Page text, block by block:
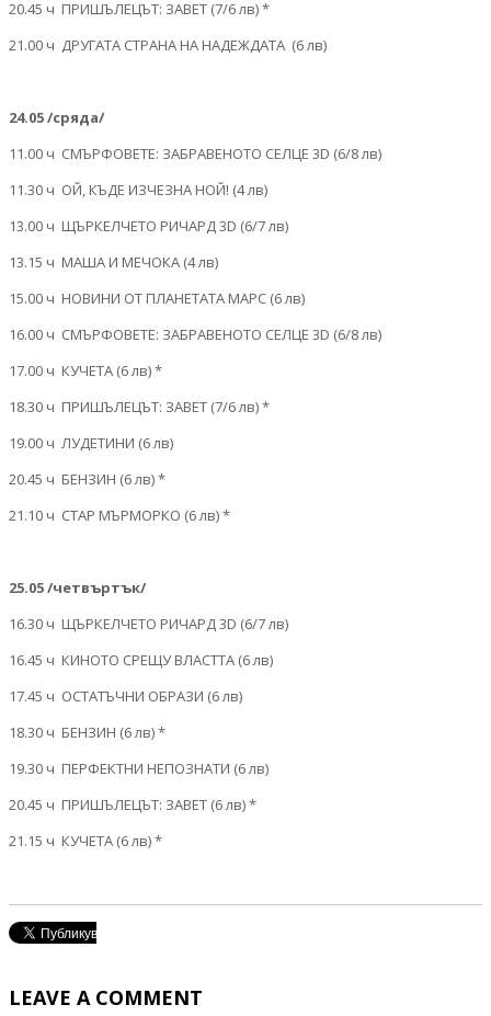
20.45 ч ПРИШЪЛЕЦЪТ: ЗАВЕТ (7/6 лв) *
21.00 ч ДРУГАТА СТРАНА НА НАДЕЖДАТА (6 лв)
24.05 /сряда/
11.00 ч СМЪРФОВЕТЕ: ЗАБРАВЕНОТО СЕЛЦЕ 3D (6/8 лв)
11.30 ч ОЙ, КЪДЕ ИЗЧЕЗНА НОЙ! (4 лв)
13.00 ч ЩЪРКЕЛЧЕТО РИЧАРД 3D (6/7 лв)
13.15 ч МАША И МЕЧОКА (4 лв)
15.00 ч НОВИНИ ОТ ПЛАНЕТАТА МАРС (6 лв)
16.00 ч СМЪРФОВЕТЕ: ЗАБРАВЕНОТО СЕЛЦЕ 3D (6/8 лв)
17.00 ч КУЧЕТА (6 лв) *
18.30 ч ПРИШЪЛЕЦЪТ: ЗАВЕТ (7/6 лв) *
19.00 ч ЛУДЕТИНИ (6 лв)
20.45 ч БЕНЗИН (6 лв) *
21.10 ч СТАР МЪРМОРКО (6 лв) *
25.05 /четвъртък/
16.30 ч ЩЪРКЕЛЧЕТО РИЧАРД 3D (6/7 лв)
16.45 ч КИНОТО СРЕЩУ ВЛАСТТА (6 лв)
17.45 ч ОСТАТЪЧНИ ОБРАЗИ (6 лв)
18.30 ч БЕНЗИН (6 лв) *
19.30 ч ПЕРФЕКТНИ НЕПОЗНАТИ (6 лв)
20.45 ч ПРИШЪЛЕЦЪТ: ЗАВЕТ (6 лв) *
21.15 ч КУЧЕТА (6 лв) *
LEAVE A COMMENT